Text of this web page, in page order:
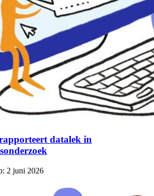
datalek in
2 juni 2026